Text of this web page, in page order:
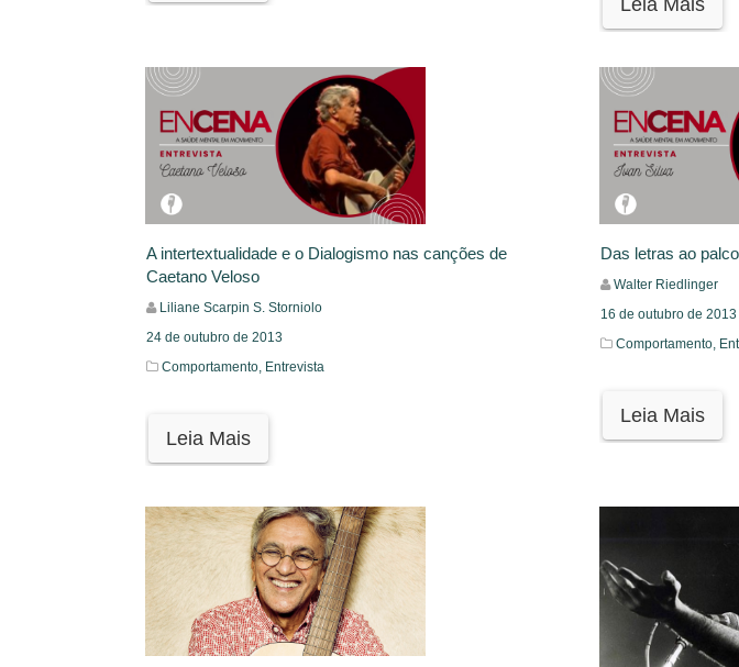
Leia Mais
A intertextualidade e o Dialogismo nas canções de
Caetano Veloso
Liliane Scarpin S. Storniolo
24 de outubro de 2013
Comportamento, Entrevista
Leia Mais
Das letras ao
Walter Riedlinger
16 de outubro de 2013
Comportamento,
Leia Mais